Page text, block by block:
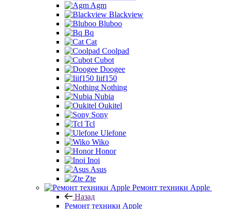
Agm
Blackview
Bluboo
Bq
Cat
Coolpad
Cubot
Doogee
Iiif150
Nothing
Nubia
Oukitel
Sony
Tcl
Ulefone
Wiko
Honor
Inoi
Asus
Zte
Ремонт техники Apple
Назад
Ремонт техники Apple